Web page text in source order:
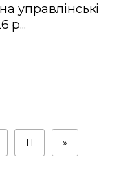
управлінські
р...
11 »